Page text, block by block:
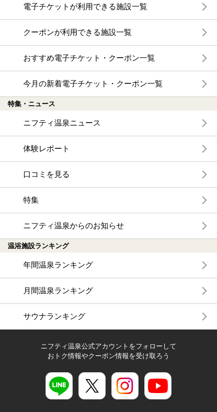
電子チケットが利用できる施設一覧
クーポンが利用できる施設一覧
おすすめ電子チケット・クーポン一覧
今月の新着電子チケット・クーポン一覧
特集・ニュース
ニフティ温泉ニュース
体験レポート
口コミを見る
特集
ニフティ温泉からのお知らせ
温浴施設ランキング
年間温泉ランキング
月間温泉ランキング
サウナランキング
ニフティ温泉公式アカウントをフォローして
おトク情報やクーポン情報を受け取ろう